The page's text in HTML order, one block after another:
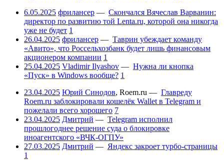
6.05.2025 фрилансер — Скончался Вячеслав Варванин:
директор по развитию той Lenta.ru, которой она никогда
уже не будет 1
26.04.2025 фрилансер — Таврин убеждает команду
«Авито», что Россельхозбанк будет лишь финансовым
акционером компании 1
25.04.2025 Vladimir Ilyashov — Нужна ли кнопка
«Пуск» в Windows вообще? 1
23.04.2025 Юрий Синодов, Roem.ru — Главреду
Roem.ru заблокировали кошелёк Wallet в Telegram и
пожелали всего хорошего 7
23.04.2025 Дмитрий — Telegram исполнил
прошлогоднее решение суда о блокировке
иноагентского «ВЧК-ОГПУ»
27.03.2025 Дмитрий — Яндекс закроет турбо-страницы
1